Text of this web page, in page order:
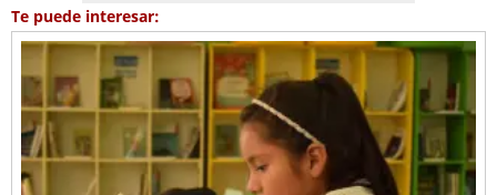
Te puede interesar: